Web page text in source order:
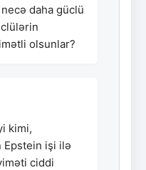
daha güclü
olsunlar?
kimi,
Epstein işi ilə
ciddi